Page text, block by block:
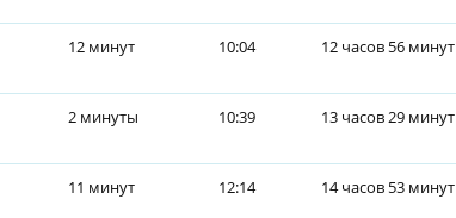
12 минут 10:04 12 часов 56 минут
2 минуты 10:39 13 часов 29 минут
11 минут 12:14 14 часов 53 минут